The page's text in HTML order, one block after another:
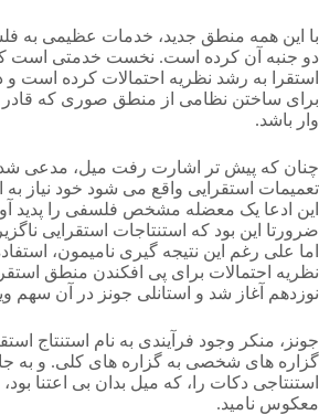
با این همه منطق جدید، خدمات عظیمی به
دو جنبه آن کرده است. نخست خدمتی است
استقرا به رشد نظریه احتمالات کرده است
برای ساختن نظامی از منطق صوری که قادر
وار باشد.
چنان که پیش تر اشارت رفت میل، مدعی شد
تعمیمات استقرایی واقع می شود خود نیاز به
این ادعا یک معضله مشخص فلسفی را پدید
ضرورتا این بود که استنتاجات استقرایی
اما علی رغم این نتیجه گیری نامیمون،
نظریه احتمالات برای پی افکندن منطق
نوزدهم آغاز شد و استانلی جونز در آن سهم
جونز، منکر وجود فرآیندی به نام استنتاج
گزاره های شخصی به گزاره های کلی. و
استنتاجی دکات را، که میل بدان بی اعتنا
معکوس نامید.